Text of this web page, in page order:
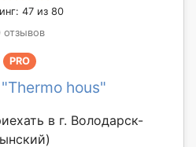
47 из 80
отзывов
PRO
hous"
в г. Володарск-